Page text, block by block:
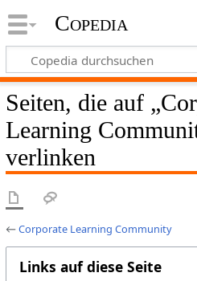
Copedia
Seiten, die auf
Learning
verlinken
←Corporate Learning Community
Links auf diese Seite